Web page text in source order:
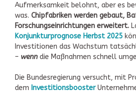
Aufmerksamkeit belohnt, aber es
was. Chipfabriken werden gebaut,
Forschungseinrichtungen erweitert.
Konjunkturprognose Herbst 2025
Investitionen das Wachstum
– wenn die Maßnahmen schnell
Die Bundesregierung versucht, mit
dem Investitionsbooster